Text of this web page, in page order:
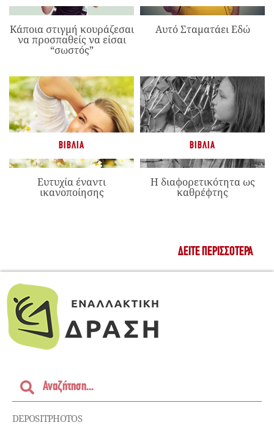
Κάποια στιγμή κουράζεσαι
να προσπαθείς να είσαι
“σωστός”
Αυτό Σταματάει Εδώ
ΒΙΒΛΊΑ
Ευτυχία έναντι
ικανοποίησης
ΒΙΒΛΊΑ
Η διαφορετικότητα ως
καθρέφτης
ΔΕΊΤΕ ΠΕΡΙΣΣΌΤΕΡΑ
DEPOSITPHOTOS